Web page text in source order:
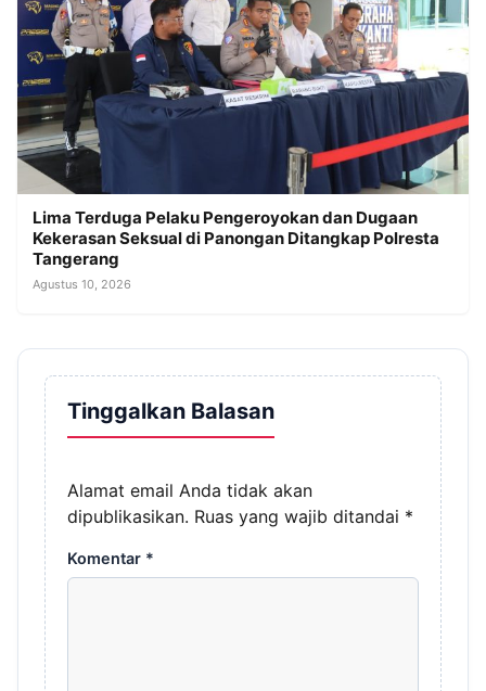
Lima Terduga Pelaku Pengeroyokan dan Dugaan
Kekerasan Seksual di Panongan Ditangkap Polresta
Tangerang
Agustus 10, 2026
Tinggalkan Balasan
Alamat email Anda tidak akan
dipublikasikan. Ruas yang wajib ditandai *
Komentar *